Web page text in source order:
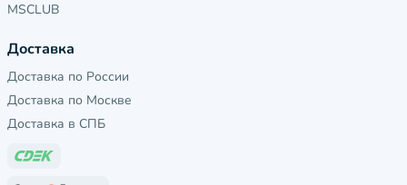
MSCLUB
Доставка
Доставка по России
Доставка по Москве
Доставка в СПБ